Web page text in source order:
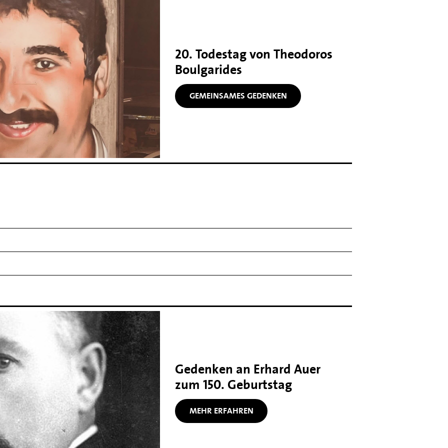
20. Todestag von Theodoros
Boulgarides
GEMEINSAMES GEDENKEN
Gedenken an Erhard Auer
zum 150. Geburtstag
MEHR ERFAHREN